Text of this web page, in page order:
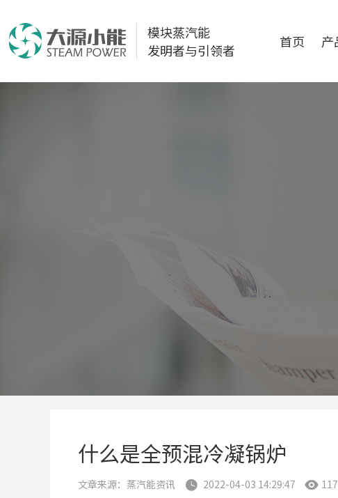
模块蒸汽能
发明者与引领者
首页 产
什么是全预混冷凝锅炉
文章来源：蒸汽能资讯  2022-04-03 14:29:47 